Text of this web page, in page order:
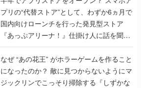
プリの“代替ストア”として、わずか6ヵ月で
国内向けローンチを行った発見型ストア
『あっぷアリーナ！』仕掛け人に話を聞い
てみた
なぜ “あの花王” がホラーゲームを作ること
になったのか？ 敵に見つからないようにマ
ジックリンでこっそり掃除する『しずかな